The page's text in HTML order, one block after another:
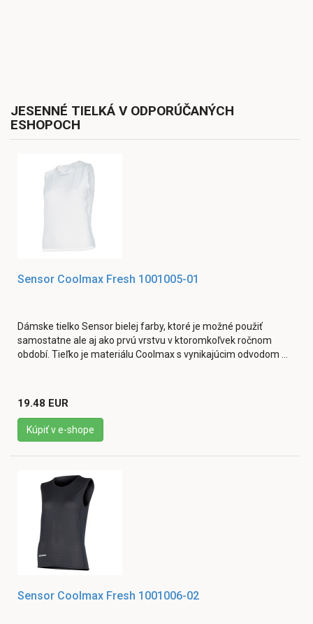
JESENNÉ TIELKÁ V ODPORÚČANÝCH
ESHOPOCH
Sensor Coolmax Fresh 1001005-01
Dámske tielko Sensor bielej farby, ktoré je možné použiť
samostatne ale aj ako prvú vrstvu v ktoromkoľvek ročnom
období. Tieľko je materiálu Coolmax s vynikajúcim odvodom ...
19.48 EUR
Kúpiť v e-shope
Sensor Coolmax Fresh 1001006-02